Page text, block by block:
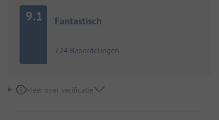
9.1 Fantastisch
724 Beoordelingen
Meer over verificatie